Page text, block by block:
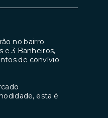
no bairro
e 3 Banheiros,
de convívio
esta é